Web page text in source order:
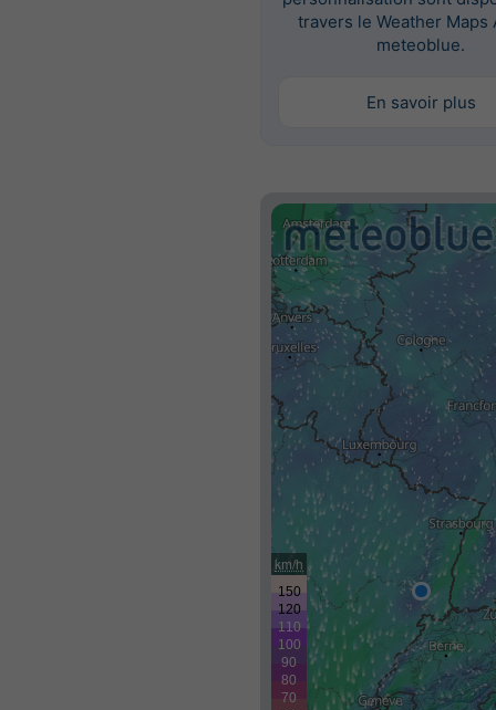
travers le Weather Maps
meteoblue.
En savoir plus